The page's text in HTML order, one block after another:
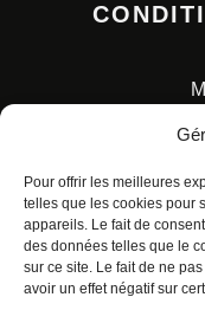
Pour offrir les meilleures
telles que les cookies pour
appareils. Le fait de
des données telles que le
sur ce site. Le fait de ne
avoir un effet négatif sur
Charte pour la
© ALL RIGHTS